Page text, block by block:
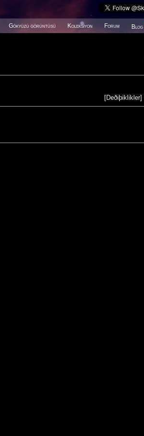
Gökyüzü görüntüsü Koleksiyon Forum Blog
[Deðiþiklikler]